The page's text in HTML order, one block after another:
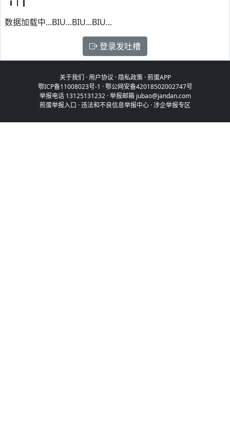
数据加载中...BIU...BIU...BIU...
登录发吐槽
关于我们 ·用户协议 · 隐私政策·煎蛋APP
鄂ICP备11008023号-1 ·鄂公网安备42018502002747号
举报电话 13125131232 · 举报邮箱 jubao@jandan.com
煎蛋举报入口 ·违法和不良信息举报中心 ·涉企举报专区